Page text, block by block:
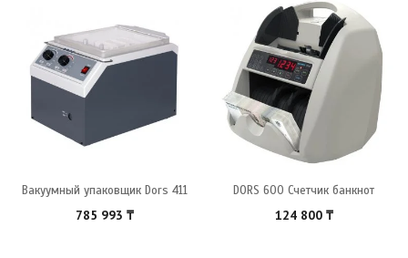
Вакуумный упаковщик Dors 411
785 993 ₸
DORS 600 Счетчик банкнот
124 800 ₸